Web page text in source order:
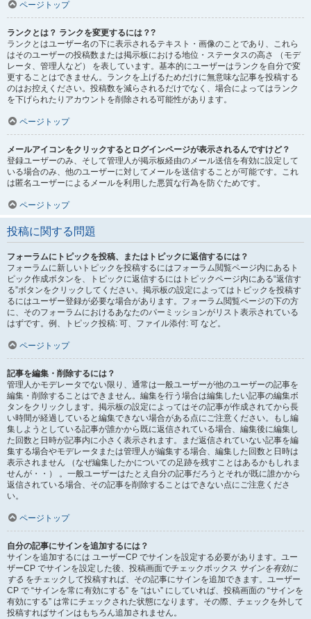
ページトップ
ランクとは？ ランクを変更するには？?
ランクとはユーザー名の下に表示されるテキスト・画像のことであり、これら
はそのユーザーの投稿数または掲示板における地位・ステータスの高さ （モデ
レータ、管理人など） を表しています。基本的にユーザーはランクを自分で変
更することはできません。ランクを上げるためだけに無意味な記事を投稿する
のはお控えください。投稿数を減らされるだけでなく、場合によってはランク
を下げられたりアカウントを削除される可能性があります。
ページトップ
メールアイコンをクリックするとログインページが表示されるんですけど？
登録ユーザーのみ、そして管理人が掲示板経由のメール送信を有効に設定して
いる場合のみ、他のユーザーに対してメールを送信することが可能です。これ
は匿名ユーザーによるメールを利用した悪質な行為を防ぐためです。
ページトップ
投稿に関する問題
フォーラムにトピックを投稿、またはトピックに返信するには？
フォーラムに新しいトピックを投稿するにはフォーラム閲覧ページ内にあるト
ピック作成ボタンを、トピックに返信するにはトピックページ内にある“返信す
る”ボタンをクリックしてください。掲示板の設定によってはトピックを投稿す
るにはユーザー登録が必要な場合があります。フォーラム閲覧ページの下の方
に、そのフォーラムにおけるあなたのパーミッションがリスト表示されている
はずです。例、トピック投稿: 可、ファイル添付: 可 など。
ページトップ
記事を編集・削除するには？
管理人かモデレータでない限り、通常は一般ユーザーが他のユーザーの記事を
編集・削除することはできません。編集を行う場合は編集したい記事の編集ボ
タンをクリックします。掲示板の設定によってはその記事が作成されてから長
い時間が経過していると編集できない場合がある点にご注意ください。もし編
集しようとしている記事が誰かから既に返信されている場合、編集後に編集し
た回数と日時が記事内に小さく表示されます。まだ返信されていない記事を編
集する場合やモデレータまたは管理人が編集する場合、編集した回数と日時は
表示されません （なぜ編集したかについての足跡を残すことはあるかもしれま
せんが・・） 。一般ユーザーはたとえ自分の記事だろうとそれが既に誰かから
返信されている場合、その記事を削除することはできない点にご注意くださ
い。
ページトップ
自分の記事にサインを追加するには？
サインを追加するには ユーザーCP でサインを設定する必要があります。ユー
ザーCP でサインを設定した後、投稿画面でチェックボックス サインを有効に
する をチェックして投稿すれば、その記事にサインを追加できます。ユーザー
CP で “サインを常に有効にする” を “はい” にしていれば、投稿画面の “サインを
有効にする” は常にチェックされた状態になります。その際、チェックを外して
投稿すればサインはもちろん追加されません。